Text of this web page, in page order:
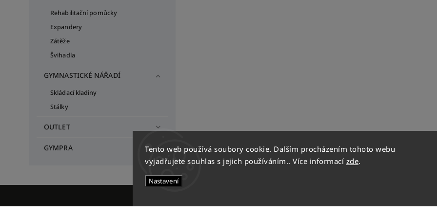
Tento web používá soubory cookie. Dalším procházením tohoto webu
vyjadřujete souhlas s jejich používáním.. Více informací zde.
Nastavení
Rehabilitační pomůcky
Expandery
Zátěže
Švihadla
GYMNASTICKÉ NÁŘADÍ
Skládací kladiny
Stálky
OUTLET
GYMPRA